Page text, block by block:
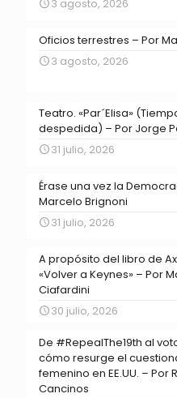
3 agosto, 2026
Oficios terrestres – Por
3 agosto, 2026
Teatro. «Par´Elisa»
despedida) – Por Jorge
31 julio, 2026
Érase una vez la
Marcelo Brignoni
31 julio, 2026
A propósito del libro de
«Volver a Keynes» – Por
Ciafardini
30 julio, 2026
De #RepealThe19th al
cómo resurge el
femenino en EE.UU. – Por
Cancinos